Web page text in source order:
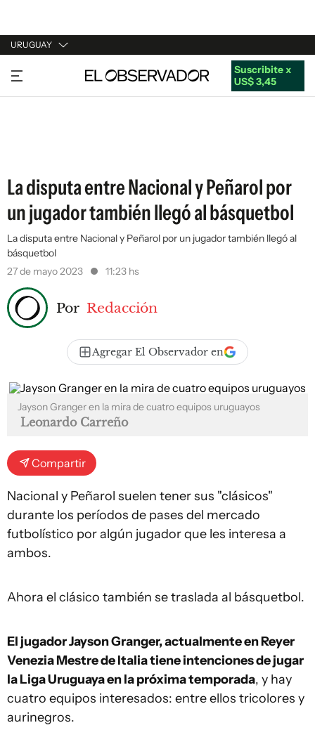
URUGUAY
URUGUAY
ARGENTINA
Suscribite x
US$ 3,45
La disputa entre Nacional y Peñarol por
un jugador también llegó al básquetbol
La disputa entre Nacional y Peñarol por un jugador también llegó al
básquetbol
27 de mayo 2023
11:23 hs
Por Redacción
Agregar El Observador en
Jayson Granger en la mira de cuatro equipos uruguayos
Leonardo Carreño
Compartir
Nacional y Peñarol suelen tener sus "clásicos"
durante los períodos de pases del mercado
futbolístico por algún jugador que les interesa a
ambos.
Ahora el clásico también se traslada al básquetbol.
El jugador Jayson Granger, actualmente en Reyer
Venezia Mestre de Italia tiene intenciones de jugar
la Liga Uruguaya en la próxima temporada, y hay
cuatro equipos interesados: entre ellos tricolores y
aurinegros.